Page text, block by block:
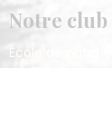
Notre club
École de natation